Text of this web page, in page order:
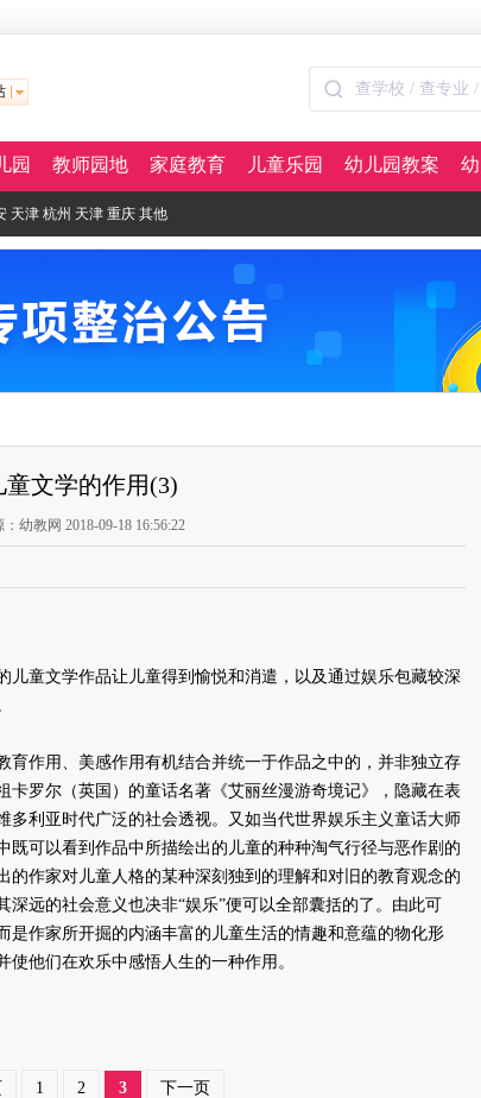
园 教师园地 家庭教育 儿童乐园 幼儿园教案
天津 杭州 天津 重庆 其他
童文学的作用(3)
：幼教网 2018-09-18 16:56:22
童文学作品让儿童得到愉悦和消遣，以及通过娱乐包藏较深
作用、美感作用有机结合并统一于作品之中的，并非独立存
卡罗尔（英国）的童话名著《艾丽丝漫游奇境记》，隐藏在表
多利亚时代广泛的社会透视。又如当代世界娱乐主义童话大师
既可以看到作品中所描绘出的儿童的种种淘气行径与恶作剧的
的作家对儿童人格的某种深刻独到的理解和对旧的教育观念的
远的社会意义也决非“娱乐”便可以全部囊括的了。由此可
是作家所开掘的内涵丰富的儿童生活的情趣和意蕴的物化形
他们在欢乐中感悟人生的一种作用。
1 2 3 下一页